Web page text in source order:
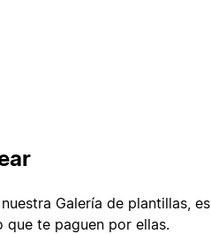
Galería de plantillas, es
que te paguen por ellas.